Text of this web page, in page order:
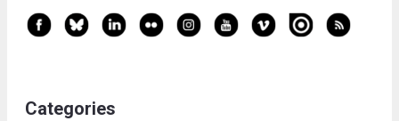
Categories